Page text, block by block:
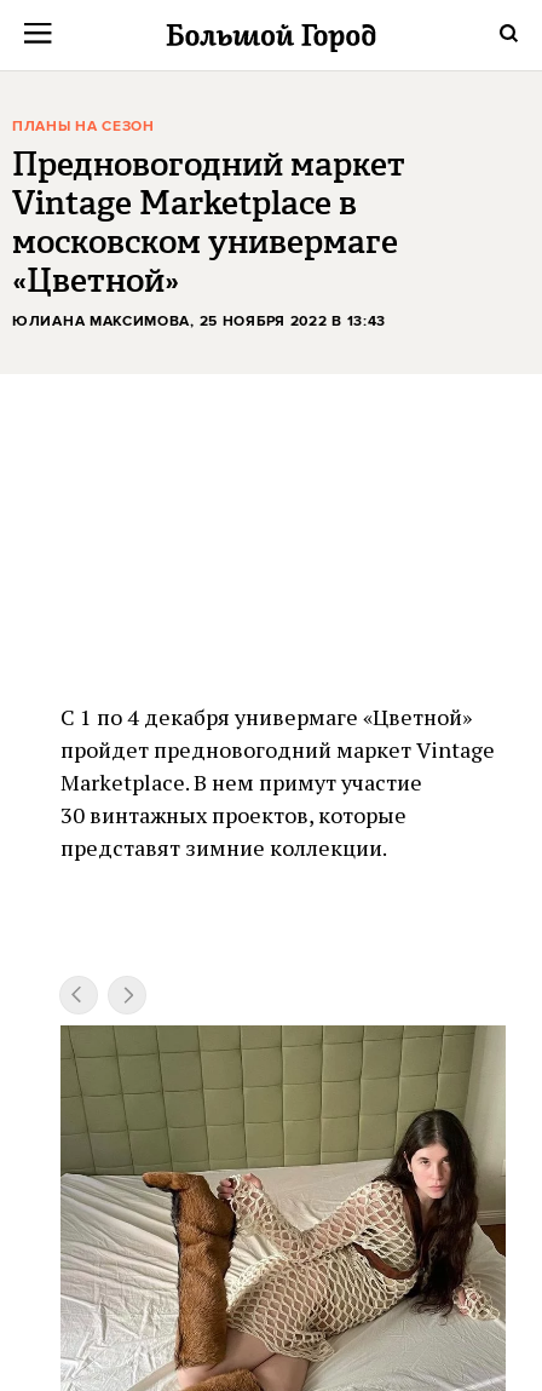
ПЛАНЫ НА СЕЗОН
Предновогодний маркет
Vintage Marketplace в
московском универмаге
«Цветной»
ЮЛИАНА МАКСИМОВА, 25 НОЯБРЯ 2022 В 13:43
С 1 по 4 декабря универмаге «Цветной»
пройдет предновогодний маркет Vintage
Marketplace. В нем примут участие
30 винтажных проектов, которые
представят зимние коллекции.